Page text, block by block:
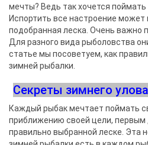
мечты? Ведь так хочется поймать
Испортить все настроение может
подобранная леска. Очень важно
Для разного вида рыболовства
статье мы посоветуем, как
зимней рыбалки.
Секреты зимнего
Каждый рыбак мечтает поймать
приближению своей цели, первым
правильно выбранной леске. Эта